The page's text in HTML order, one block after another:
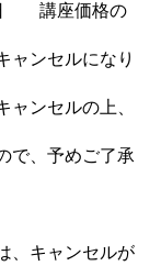
日 講座価格の
ャンセルになり
ンセルの上、
で、予めご了承
、キャンセルが